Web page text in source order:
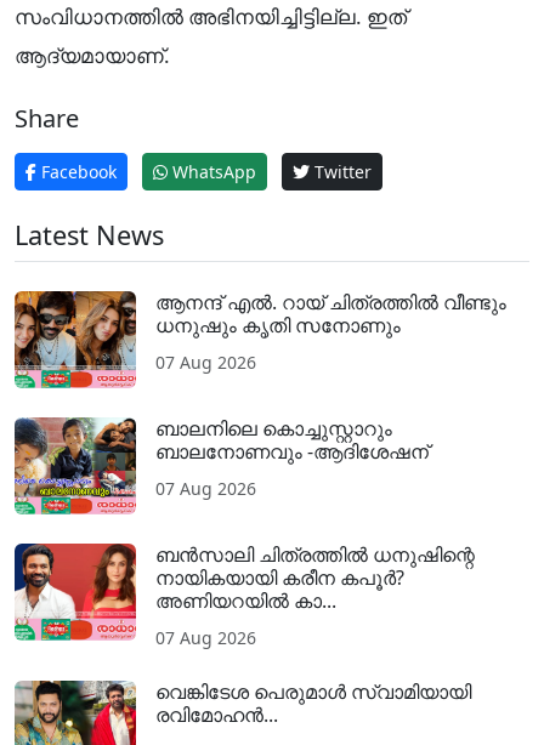
സംവിധാനത്തിൽ അഭിനയിച്ചിട്ടില്ല. ഇത്
ആദ്യമായാണ്.
Share
Facebook WhatsApp Twitter
Latest News
ആനന്ദ് എൽ. റായ് ചിത്രത്തിൽ വീണ്ടും
ധനുഷും കൃതി സനോണും
07 Aug 2026
ബാലനിലെ കൊച്ചുസ്റ്റാറും
ബാലനോണവും -ആദിശേഷന്
07 Aug 2026
ബൻസാലി ചിത്രത്തിൽ ധനുഷിന്റെ
നായികയായി കരീന കപൂർ?
അണിയറയിൽ കാ...
07 Aug 2026
വെങ്കിടേശ പെരുമാൾ സ്വാമിയായി
രവിമോഹൻ...